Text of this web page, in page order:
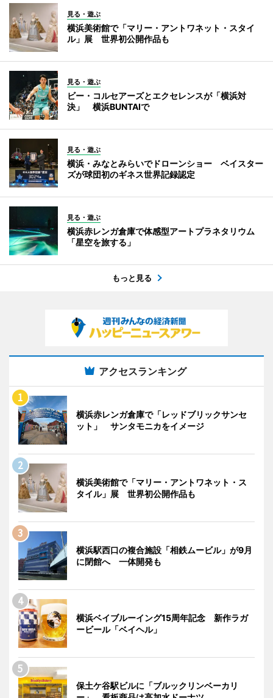
見る・遊ぶ
横浜美術館で「マリー・アントワネット・スタイ
ル」展 世界初公開作品も
見る・遊ぶ
ビー・コルセアーズとエクセレンスが「横浜対
決」 横浜BUNTAIで
見る・遊ぶ
横浜・みなとみらいでドローンショー ベイスター
ズが球団初のギネス世界記録認定
見る・遊ぶ
横浜赤レンガ倉庫で体感型アートプラネタリウム
「星空を旅する」
もっと見る
アクセスランキング
横浜赤レンガ倉庫で「レッドブリックサンセ
ット」 サンタモニカをイメージ
横浜美術館で「マリー・アントワネット・ス
タイル」展 世界初公開作品も
横浜駅西口の複合施設「相鉄ムービル」が9月
に閉館へ 一体開発も
横浜ベイブルーイング15周年記念 新作ラガ
ービール「ベイヘル」
保土ケ谷駅ビルに「ブルックリンベーカリ